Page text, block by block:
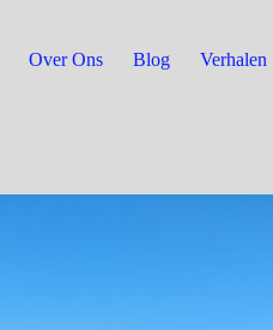
Over Ons Blog Verhalen